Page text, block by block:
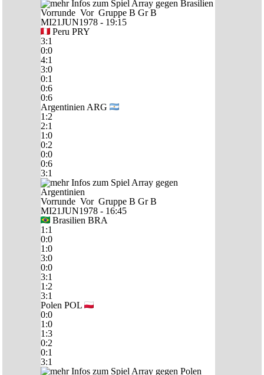
Vorrunde Vor Gruppe B Gr B
MI21JUN1978 - 19:15
Peru PRY
3:1
0:0
4:1
3:0
0:1
0:6
0:6
Argentinien ARG
1:2
2:1
1:0
0:2
0:0
0:6
3:1
Vorrunde Vor Gruppe B Gr B
MI21JUN1978 - 16:45
Brasilien BRA
1:1
0:0
1:0
3:0
0:0
3:1
1:2
3:1
Polen POL
0:0
1:0
1:3
0:2
0:1
3:1